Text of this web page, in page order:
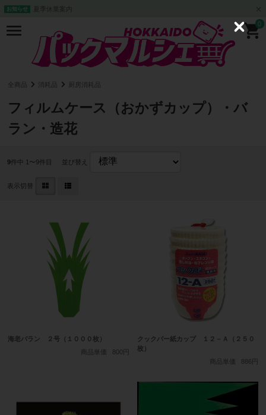
お知らせ 夏季休業案内
0
全商品 消耗品 厨房消耗品
フィルムケース（おかずカップ）・バ
ラン・造花
9件中 1〜9件目 並び替え
表示切替
海老バラン ２号（１０００枚）
商品単価
800円
クックパー紙カップ １２－Ａ（２５０
枚）
商品単価
886円
C